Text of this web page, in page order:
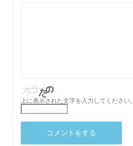
上に表示された文字を入力してください。